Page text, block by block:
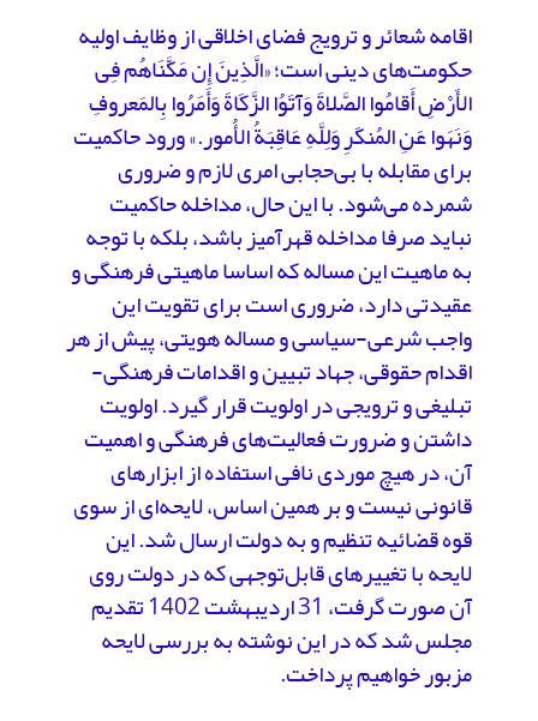
اقامه شعائر و ترویج فضای اخلاقی از وظایف اولیه
حکومت‌های دینی است؛ «الَّذِینَ إِن مَکَّنَاهُم فِی
الأَرْضِ أَقامُوا الصَّلاةَ وَآتَوُا الزَّکَاةَ وَأَمَرُوا بِالمَعروفِ
وَنَهَوا عَنِ المُنکَرِ وَلِلَّهِ عَاقِبَةُ الأُمور.» ورود حاکمیت
برای مقابله با بی‌حجابی امری لازم و ضروری
شمرده می‌شود. با این حال، مداخله حاکمیت
نباید صرفا مداخله قهر‌آمیز باشد، بلکه با توجه
به ماهیت این مساله که اساسا ماهیتی فرهنگی و
عقیدتی دارد، ضروری است برای تقویت این
واجب شرعی‌-‌سیاسی و مساله هویتی، پیش از هر
اقدام حقوقی، جهاد تبیین و اقدامات فرهنگی‌-‌
تبلیغی و ترویجی در اولویت قرار گیرد. اولویت
داشتن و ضرورت فعالیت‌های فرهنگی و اهمیت
آن، در هیچ موردی نافی استفاده از ابزارهای
قانونی نیست و بر همین اساس، لایحه‌ای از سوی
قوه قضائیه تنظیم و به دولت ارسال شد. این
لایحه با تغییرهای قابل‌توجهی که در دولت روی
آن صورت گرفت، 31 اردیبهشت 1402 تقدیم
مجلس شد که در این نوشته به بررسی لایحه
مزبور خواهیم پرداخت.